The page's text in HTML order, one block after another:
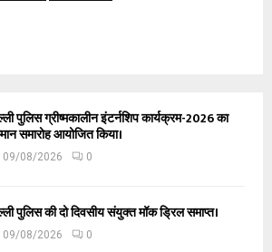
पुलिस ग्रीष्मकालीन इंटर्नशिप कार्यक्रम-2026 का
समारोह आयोजित किया।
09/08/2026 0
पुलिस की दो दिवसीय संयुक्त मॉक ड्रिल समाप्त।
09/08/2026 0